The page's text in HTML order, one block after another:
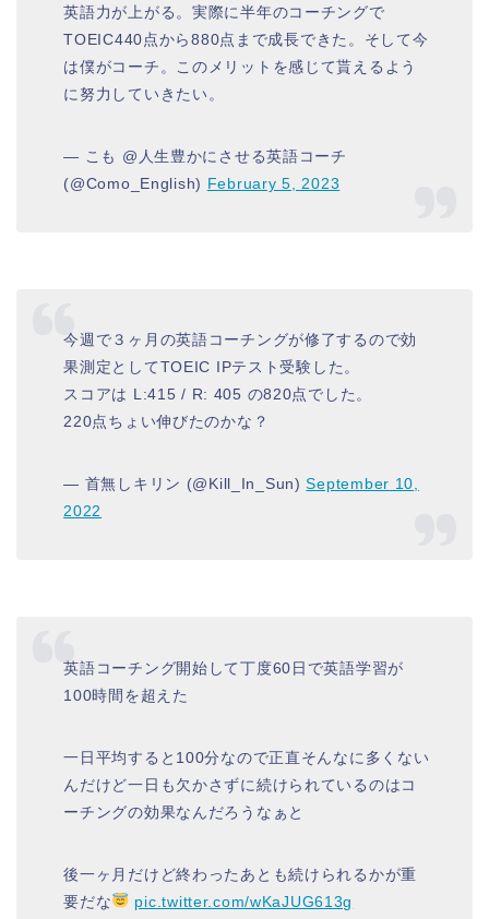
英語力が上がる。実際に半年のコーチングで
TOEIC440点から880点まで成長できた。そして今
は僕がコーチ。このメリットを感じて貰えるよう
に努力していきたい。
— こも @人生豊かにさせる英語コーチ
(@Como_English) February 5, 2023
今週で３ヶ月の英語コーチングが修了するので効
果測定としてTOEIC IPテスト受験した。
スコアは L:415 / R: 405 の820点でした。
220点ちょい伸びたのかな？
— 首無しキリン (@Kill_In_Sun)September 10,
2022
英語コーチング開始して丁度60日で英語学習が
100時間を超えた
一日平均すると100分なので正直そんなに多くない
んだけど一日も欠かさずに続けられているのはコ
ーチングの効果なんだろうなぁと
後一ヶ月だけど終わったあとも続けられるかが重
要だな
pic.twitter.com/wKaJUG613g